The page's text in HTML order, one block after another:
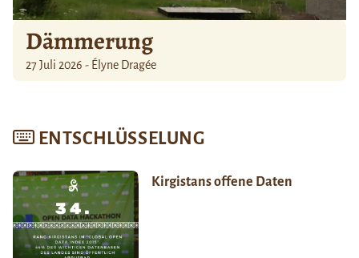
Dämmerung
27 Juli 2026 - Élyne Dragée
ENTSCHLÜSSELUNG
Kirgistans offene Daten